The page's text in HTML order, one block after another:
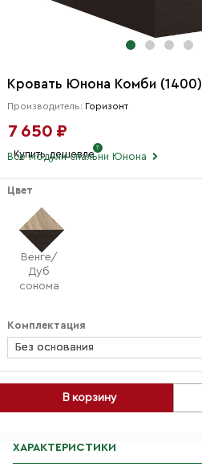
Кровать Юнона Комби (1400)
Производитель: Горизонт
7 650 ₽
Купить дешевле
В корзину
Цвет
Венге/
Дуб
сонома
Комплектация
Без основания
Все модули спальни Юнона
ХАРАКТЕРИСТИКИ